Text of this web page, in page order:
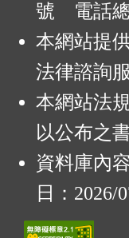
號 電話總
本網站提
法律諮詢服
本網站法
以公布之
資料庫內
日：2026/